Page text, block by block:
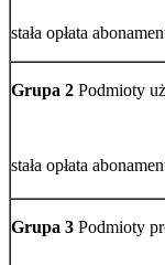
stała opłata
Grupa 2 Podmioty
stała opłata
Grupa 3 Podmioty